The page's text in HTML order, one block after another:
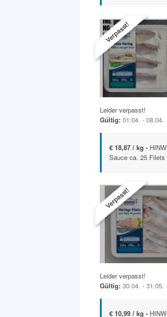
Verpasst!
Leider verpasst!
Gültig: 01.04. - 08.04.
€ 18,87 / kg -
Sauce ca. 25 Filets
Verpasst!
Leider verpasst!
Gültig: 30.04. - 31.05.
€ 10,99 / kg -